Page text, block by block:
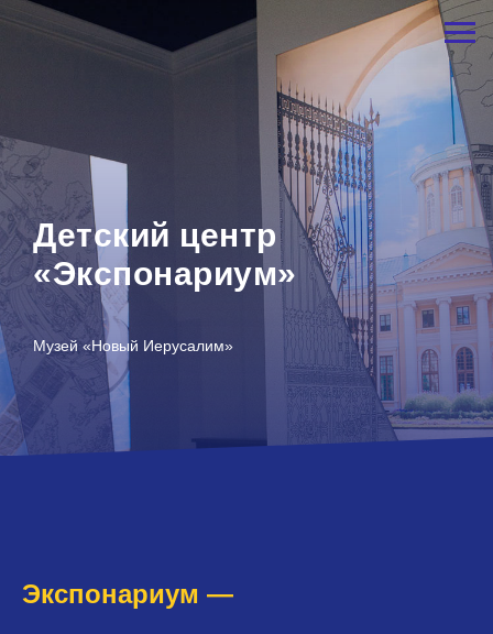
Детский центр
«Экспонариум»
Музей «Новый Иерусалим»
Экспонариум —